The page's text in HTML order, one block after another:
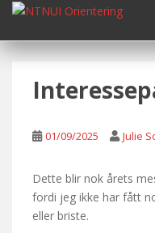
i
01/09/2025 Julie
Dette blir nok årets
fordi jeg ikke har fått
eller briste.